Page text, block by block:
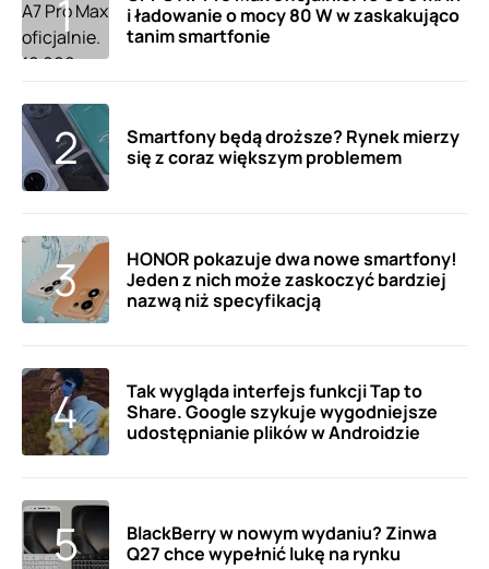
i ładowanie o mocy 80 W w zaskakująco
tanim smartfonie
Smartfony będą droższe? Rynek mierzy
się z coraz większym problemem
HONOR pokazuje dwa nowe smartfony!
Jeden z nich może zaskoczyć bardziej
nazwą niż specyfikacją
Tak wygląda interfejs funkcji Tap to
Share. Google szykuje wygodniejsze
udostępnianie plików w Androidzie
BlackBerry w nowym wydaniu? Zinwa
Q27 chce wypełnić lukę na rynku